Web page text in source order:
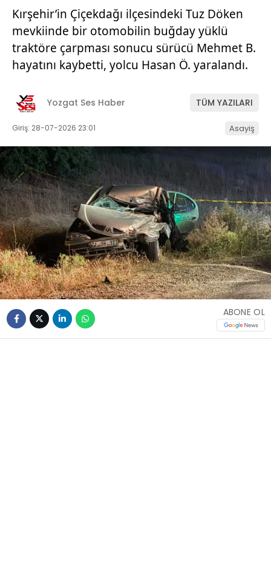
Kırşehir’in Çiçekdağı ilçesindeki Tuz Döken
mevkiinde bir otomobilin buğday yüklü
traktöre çarpması sonucu sürücü Mehmet B.
hayatını kaybetti, yolcu Hasan Ö. yaralandı.
Yozgat Ses Haber TÜM YAZILARI
Giriş: 28-07-2026 23:01 Asayiş
ABONE OL